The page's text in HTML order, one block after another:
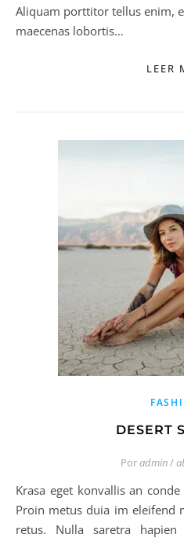
Aliquam porttitor tellus enim,
maecenas lobortis…
LEER
DESERT
Poradmin/
Krasa eget konvallis an conde mentum iongue nore semi.
Proin metus duia im eleifend
retus. Nulla saretra